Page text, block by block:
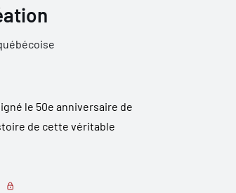
le 50e anniversaire de
de cette véritable